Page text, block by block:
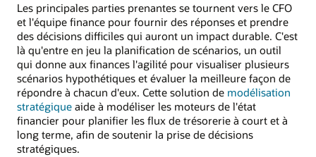
Les principales parties prenantes se tournent vers le CFO
et l'équipe finance pour fournir des réponses et prendre
des décisions difficiles qui auront un impact durable. C'est
là qu'entre en jeu la planification de scénarios, un outil
qui donne aux finances l'agilité pour visualiser plusieurs
scénarios hypothétiques et évaluer la meilleure façon de
répondre à chacun d'eux. Cette solution de modélisation
stratégique aide à modéliser les moteurs de l'état
financier pour planifier les flux de trésorerie à court et à
long terme, afin de soutenir la prise de décisions
stratégiques.